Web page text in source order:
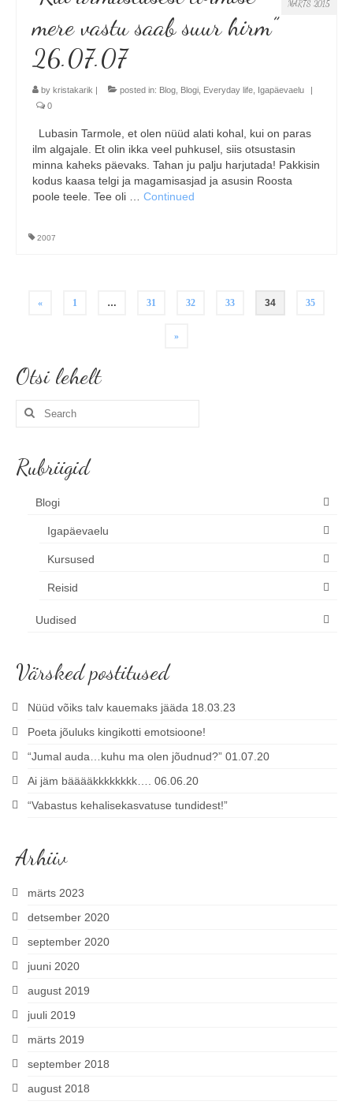
MÄRTS 2015
mere vastu saab suur hirm”
26.07.07
by kristakarik | posted in: Blog Blogi Everyday life Igapäevaelu
|
0
Lubasin Tarmole, et olen nüüd alati kohal, kui on paras
ilm algajale. Et olin ikka veel puhkusel, siis otsustasin
minna kaheks päevaks. Tahan ju palju harjutada! Pakkisin
kodus kaasa telgi ja magamisasjad ja asusin Roosta
poole teele. Tee oli … Continued
2007
Postituste
« 1 … 31 32 33 34 35
»
Otsi lehelt
Search
Rubriigid
Blogi
Igapäevaelu
Kursused
Reisid
Uudised
Värsked postitused
Nüüd võiks talv kauemaks jääda 18.03.23
Poeta jõuluks kingikotti emotsioone!
“Jumal auda…kuhu ma olen jõudnud?” 01.07.20
Ai jäm bääääkkkkkkkk…. 06.06.20
“Vabastus kehalisekasvatuse tundidest!”
Arhiiv
märts 2023
detsember 2020
september 2020
juuni 2020
august 2019
juuli 2019
märts 2019
september 2018
august 2018